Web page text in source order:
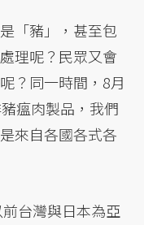
「豬」，甚至包
理呢？民眾又會
？同一時間，8月
瘟肉製品，我們
來自各國各式各
台灣與日本為亞